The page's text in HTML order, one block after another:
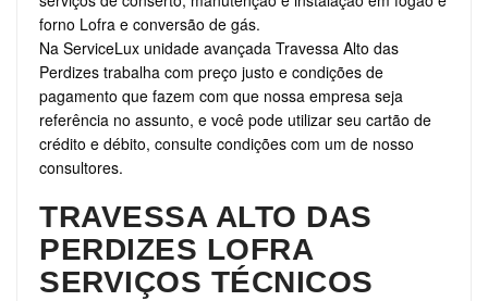
forno Lofra e conversão de gás.
Na ServiceLux unidade avançada Travessa Alto das
Perdizes trabalha com preço justo e condições de
pagamento que fazem com que nossa empresa seja
referência no assunto, e você pode utilizar seu cartão de
crédito e débito, consulte condições com um de nosso
consultores.
TRAVESSA ALTO DAS
PERDIZES LOFRA
SERVIÇOS TÉCNICOS